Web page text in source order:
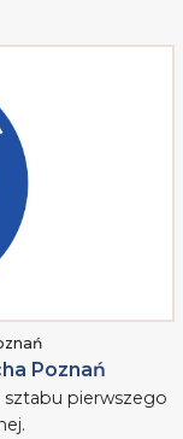
Poznań
pierwszego